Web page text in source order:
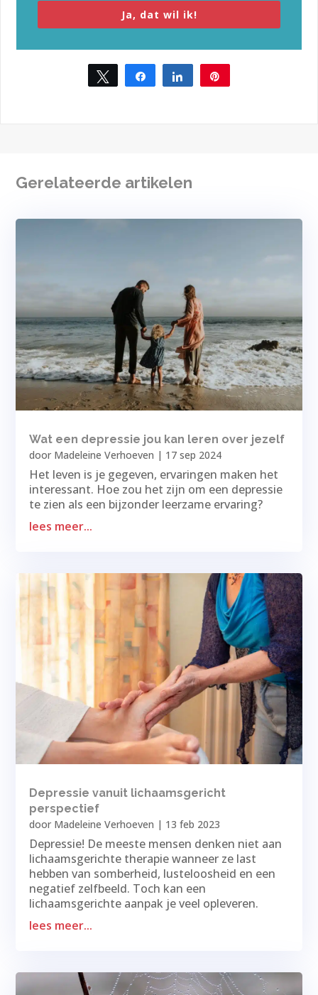
Ja, dat wil ik!
Tweet Share Share
Gerelateerde artikelen
Wat een depressie jou kan leren over jezelf
door Madeleine Verhoeven | 17 sep 2024
Het leven is je gegeven, ervaringen maken het
interessant. Hoe zou het zijn om een depressie
te zien als een bijzonder leerzame ervaring?
lees meer...
Depressie vanuit lichaamsgericht
perspectief
door Madeleine Verhoeven | 13 feb 2023
Depressie! De meeste mensen denken niet aan
lichaamsgerichte therapie wanneer ze last
hebben van somberheid, lusteloosheid en een
negatief zelfbeeld. Toch kan een
lichaamsgerichte aanpak je veel opleveren.
lees meer...